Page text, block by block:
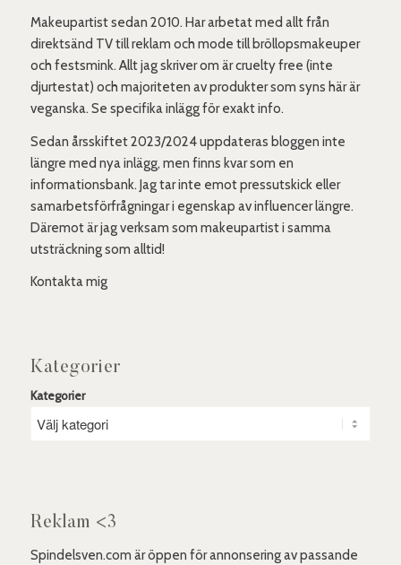
Makeupartist sedan 2010. Har arbetat med allt från
direktsänd TV till reklam och mode till bröllopsmakeuper
och festsmink. Allt jag skriver om är cruelty free (inte
djurtestat) och majoriteten av produkter som syns här är
veganska. Se specifika inlägg för exakt info.
Sedan årsskiftet 2023/2024 uppdateras bloggen inte
längre med nya inlägg, men finns kvar som en
informationsbank. Jag tar inte emot pressutskick eller
samarbetsförfrågningar i egenskap av influencer längre.
Däremot är jag verksam som makeupartist i samma
utsträckning som alltid!
Kontakta mig
Kategorier
Kategorier
Reklam <3
Spindelsven.com är öppen för annonsering av passande